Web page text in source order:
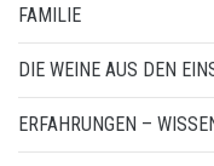
FAMILIE
DIE WEINE AUS DEN
ERFAHRUNGEN –